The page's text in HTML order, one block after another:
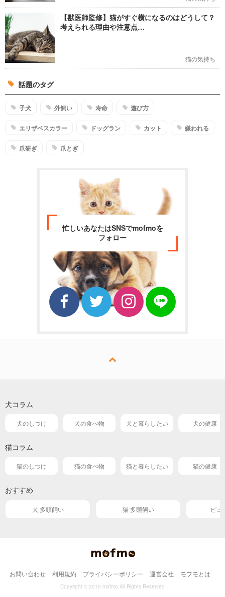
【獣医師監修】猫がすぐ横になるのはどうして？
考えられる理由や注意点…
猫の気持ち
話題のタグ
子犬 外飼い 寿命 遊び方
エリザベスカラー ドッグラン カット 嫌われる
爪研ぎ 爪とぎ
忙しいあなたはSNSでmofmoを
フォロー
犬コラム
犬のしつけ 犬の食べ物 犬と暮らしたい 犬の健康
猫コラム
猫のしつけ 猫の食べ物 猫と暮らしたい 猫の健康
おすすめ
犬 多頭飼い 猫 多頭飼い ピュ
お問い合わせ 利用規約 プライバシーポリシー 運営会社 モフモとは
Copyright © 2015 mofmo.All Rights Reserved